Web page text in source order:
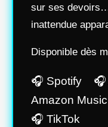
sur ses
inattendue
Disponible dès
🎧 Spotify
Amazon
🎧 TikTok